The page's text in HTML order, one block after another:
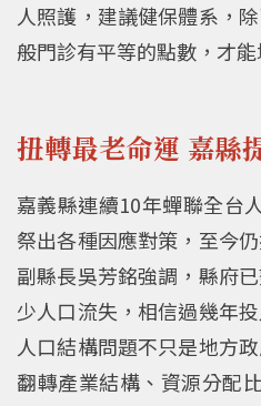
人照護，建議健保體系，
般門診有平等的點數，才
扭轉最老命運 嘉縣
嘉義縣連續10年蟬聯全台
祭出各種因應對策，至今
副縣長吳芳銘強調，縣府
少人口流失，相信過幾年
人口結構問題不只是地方
翻轉產業結構、資源分配